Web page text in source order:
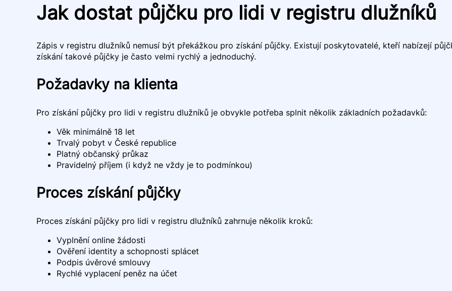
Jak dostat půjčku pro lidi v registru dlužníků
Zápis v registru dlužníků nemusí být překážkou pro získání půjčky. Existují poskytovatelé, kteří nabízejí
získání takové půjčky je často velmi rychlý a jednoduchý.
Požadavky na klienta
Pro získání půjčky pro lidi v registru dlužníků je obvykle potřeba splnit několik základních požadavků:
Věk minimálně 18 let
Trvalý pobyt v České republice
Platný občanský průkaz
Pravidelný příjem (i když ne vždy je to podmínkou)
Proces získání půjčky
Proces získání půjčky pro lidi v registru dlužníků zahrnuje několik kroků:
Vyplnění online žádosti
Ověření identity a schopnosti splácet
Podpis úvěrové smlouvy
Rychlé vyplacení peněz na účet